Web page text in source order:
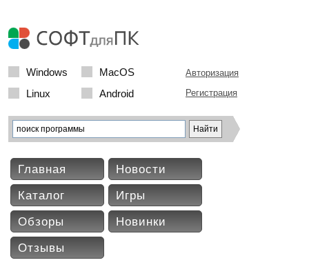
Windows
MacOS
Linux
Android
Авторизация
Регистрация
Главная
Новости
Каталог
Игры
Обзоры
Новинки
Отзывы